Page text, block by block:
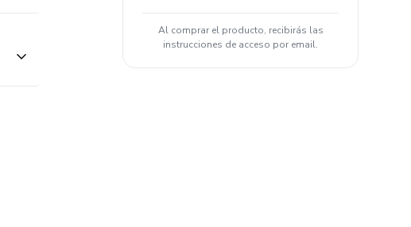
Al comprar el producto, recibirás las
instrucciones de acceso por email.